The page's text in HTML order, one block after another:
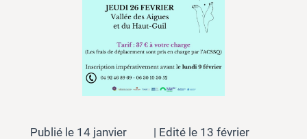
14 janvier
13 février